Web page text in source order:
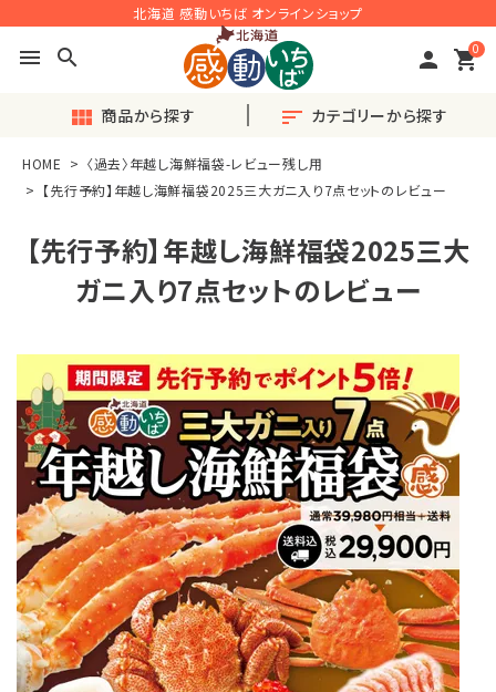
北海道 感動いちば オンラインショップ
menu search person 0
shopping_cart
view_module 商品から探す sort カテゴリーから探す
search
ACCOUNT MENU
ようこそ ゲスト 様
ログイン person 会員登録
◎おすすめ◎旬の産直品
♪毎月楽しい〈定期便〉
感動ギフト
セット商品
単品商品
HOME
〈過去〉年越し海鮮福袋-レビュー残し用
【先行予約】年越し海鮮福袋2025三大ガニ入り7点セットのレビュー
【先行予約】年越し海鮮福袋2025三大
ガニ入り7点セットのレビュー